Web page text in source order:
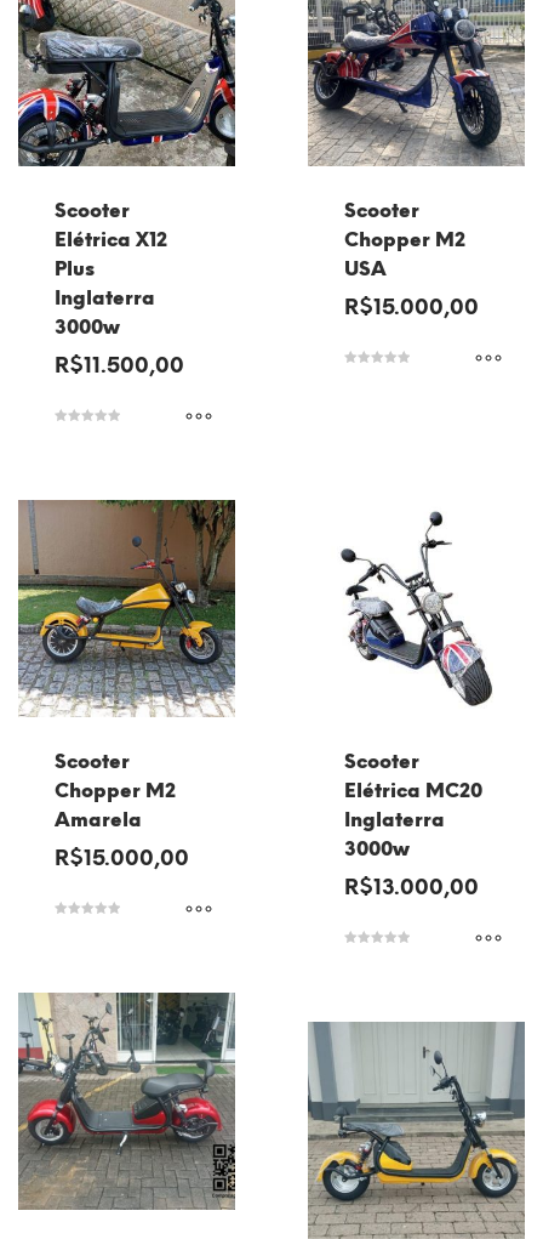
Scooter
Elétrica X12
Plus
Inglaterra
3000w
R$11.500,00
Scooter
Chopper M2
USA
R$15.000,00
Scooter
Chopper M2
Amarela
R$15.000,00
Scooter
Elétrica MC20
Inglaterra
3000w
R$13.000,00